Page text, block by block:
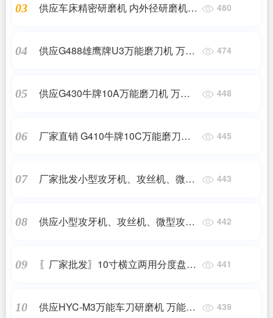
03
供应车床精密研磨机 内外径研磨机
480
04
供应G488雄鹰牌U3万能磨刀机 万能
474
05
供应G430牛牌10A万能磨刀机 万能
448
06
厂家直销 G410牛牌10C万能磨刀机
445
07
厂家批发小型攻牙机、攻丝机、微型
443
08
供应小型攻牙机、攻丝机、微型攻牙
442
09
〖厂家批发〗10寸横立两用分度盘
441
10
供应HYC-M3万能车刀研磨机 万能车
439